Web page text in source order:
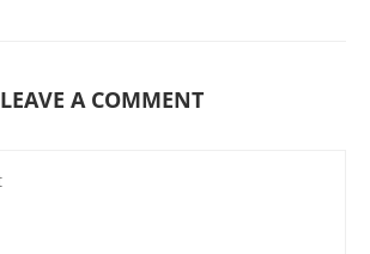
LEAVE A COMMENT